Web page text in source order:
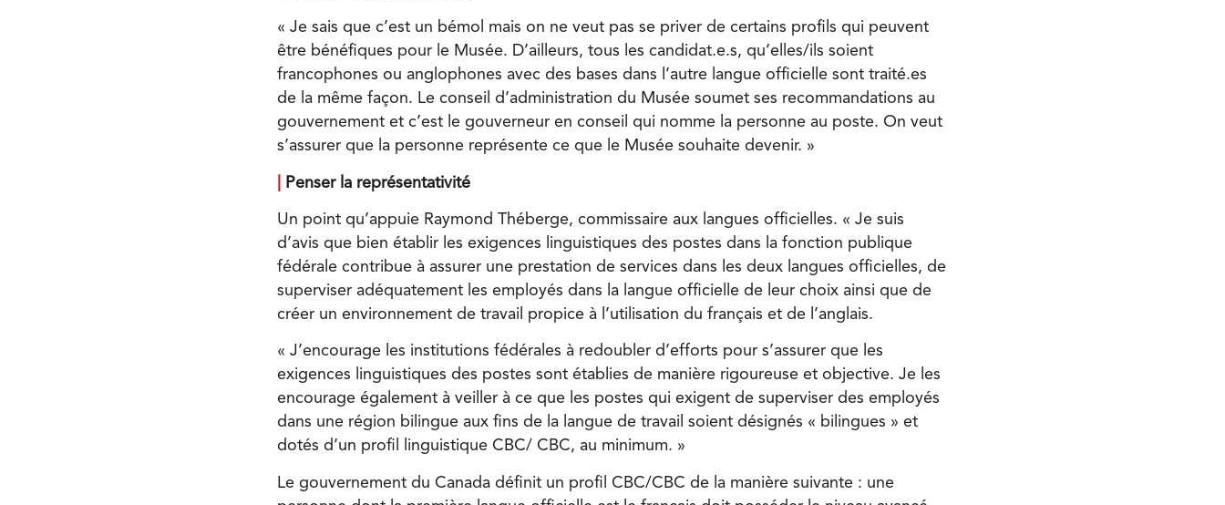
« Je sais que c’est un bémol mais on ne veut pas se priver de certains profils qui peuvent
être bénéfiques pour le Musée. D’ailleurs, tous les candidat.e.s, qu’elles/ils soient
francophones ou anglophones avec des bases dans l’autre langue officielle sont traité.es
de la même façon. Le conseil d’administration du Musée soumet ses recommandations au
gouvernement et c’est le gouverneur en conseil qui nomme la personne au poste. On veut
s’assurer que la personne représente ce que le Musée souhaite devenir. »
Penser la représentativité
Un point qu’appuie Raymond Théberge, commissaire aux langues officielles. « Je suis
d’avis que bien établir les exigences linguistiques des postes dans la fonction publique
fédérale contribue à assurer une prestation de services dans les deux langues officielles, de
superviser adéquatement les employés dans la langue officielle de leur choix ainsi que de
créer un environnement de travail propice à l’utilisation du français et de l’anglais.
« J’encourage les institutions fédérales à redoubler d’efforts pour s’assurer que les
exigences linguistiques des postes sont établies de manière rigoureuse et objective. Je les
encourage également à veiller à ce que les postes qui exigent de superviser des employés
dans une région bilingue aux fins de la langue de travail soient désignés « bilingues » et
dotés d’un profil linguistique CBC/ CBC, au minimum. »
Le gouvernement du Canada définit un profil CBC/CBC de la manière suivante : une